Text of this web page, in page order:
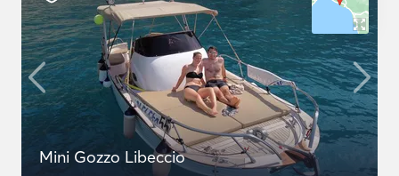
Mini Gozzo Libeccio